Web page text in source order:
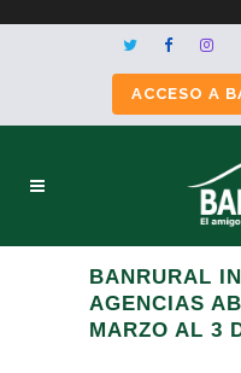
ACCESO A
BANRURAL
AGENCIAS
MARZO AL 3